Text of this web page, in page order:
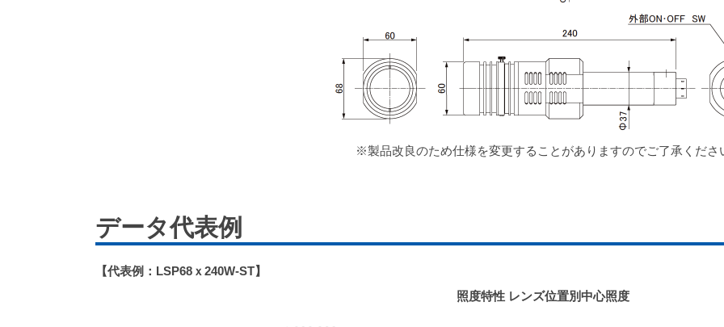
※製品改良のため仕様を変更することがありますのでご了承くださ
データ代表例
【代表例：LSP68ｘ240W-ST】
照度特性 レンズ位置別中心照度